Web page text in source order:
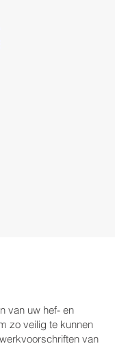
van uw hef- en
zo veilig te kunnen
van